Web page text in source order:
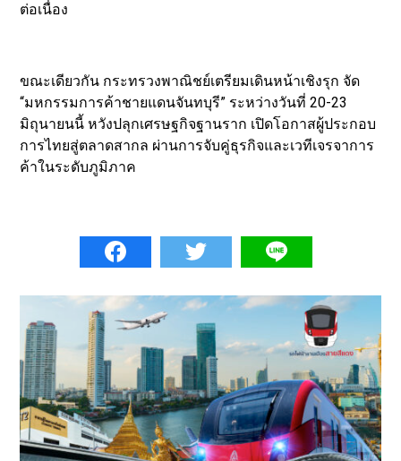
ต่อเนื่อง
ขณะเดียวกัน กระทรวงพาณิชย์เตรียมเดินหน้าเชิงรุก จัด
“มหกรรมการค้าชายแดนจันทบุรี” ระหว่างวันที่ 20-23
มิถุนายนนี้ หวังปลุกเศรษฐกิจฐานราก เปิดโอกาสผู้ประกอบ
การไทยสู่ตลาดสากล ผ่านการจับคู่ธุรกิจและเวทีเจรจาการ
ค้าในระดับภูมิภาค